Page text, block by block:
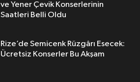
ve Yener Çevik Konserlerinin
Saatleri Belli Oldu
Rize’de Semicenk Rüzgârı Esecek:
Ücretsiz Konserler Bu Akşam